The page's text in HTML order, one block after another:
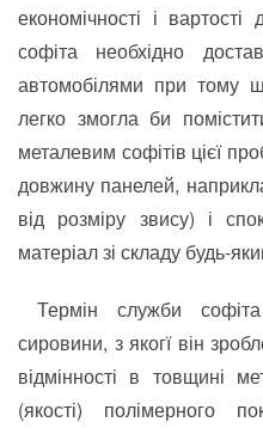
економічності і
софіта необхідно
автомобілями при тому
легко змогла би
металевим софітів цієї
довжину панелей,
від розміру звису) і
матеріал зі складу будь-
Термін служби
сировини, з якогї він
відмінності в товщині
(якості) полімерного